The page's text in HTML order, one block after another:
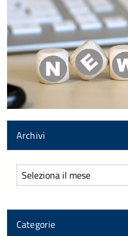
Archivi
Archivi
Categorie